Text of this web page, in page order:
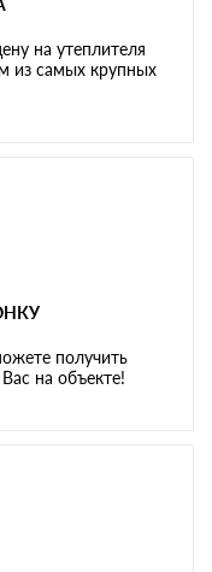
на утеплителя
из самых крупных
получить
на объекте!